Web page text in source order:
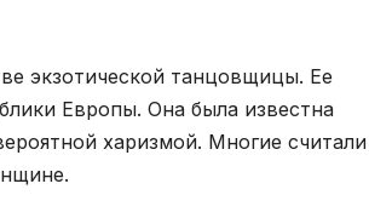
экзотической танцовщицы. Ее
Европы. Она была известна
харизмой. Многие считали